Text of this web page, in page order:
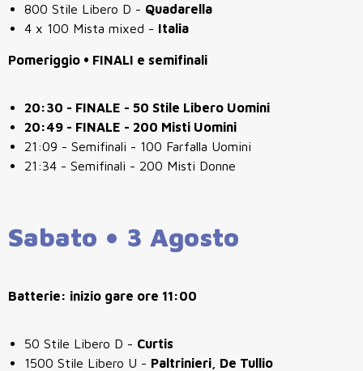
800 Stile Libero D - Quadarella
4 x 100 Mista mixed - Italia
Pomeriggio • FINALI e semifinali
20:30 - FINALE - 50 Stile Libero Uomini
20:49 - FINALE - 200 Misti Uomini
21:09 - Semifinali - 100 Farfalla Uomini
21:34 - Semifinali - 200 Misti Donne
Sabato • 3 Agosto
Batterie: inizio gare ore 11:00
50 Stile Libero D - Curtis
1500 Stile Libero U - Paltrinieri, De Tullio